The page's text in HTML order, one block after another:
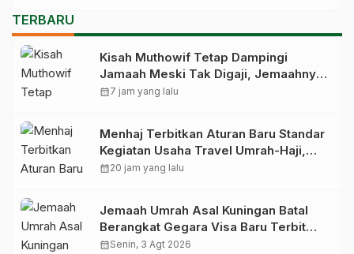
TERBARU
Kisah Muthowif Tetap Dampingi
Jamaah Meski Tak Digaji, Jemaahnya
Korban Penelantaran Pihak Travel
calendar_month7 jam yang lalu
Menhaj Terbitkan Aturan Baru Standar
Kegiatan Usaha Travel Umrah-Haji,
Siap-siap Disanksi Jika Melanggar
calendar_month20 jam yang lalu
Jemaah Umrah Asal Kuningan Batal
Berangkat Gegara Visa Baru Terbit
Saat Pesawat Lepas Landas
calendar_monthSenin, 3 Agt 2026